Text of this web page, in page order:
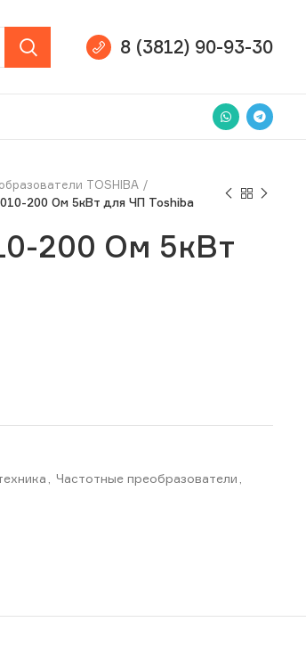
8 (3812) 90-93-30
TOSHIBA
200 Ом 5кВт для ЧП Toshiba
200 Ом 5кВт
Частотные преобразователи